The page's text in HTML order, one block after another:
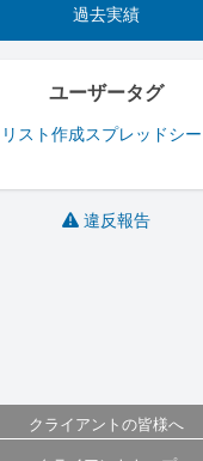
過去実績
ユーザータグ
リスト作成スプレッドシ
違反報告
クライアントの皆様へ